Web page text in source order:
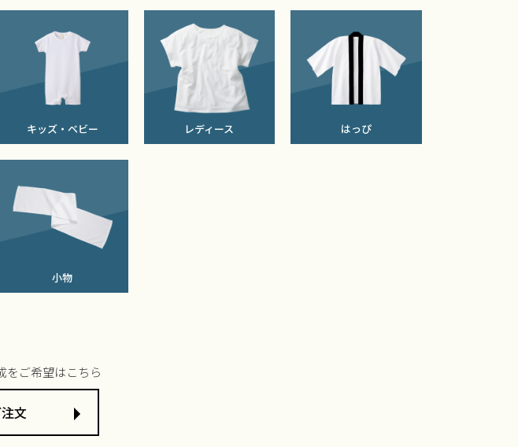
キッズ・ベビー レディース はっぴ
小物
をご希望はこちら
文